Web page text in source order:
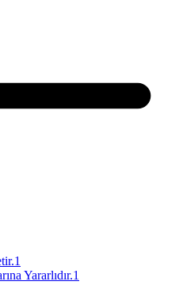
Yararlıdır.1